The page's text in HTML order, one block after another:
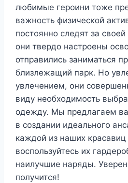
любимые героини тоже
важность физической
постоянно следят за
они твердо настроены
отправились заниматься
близлежащий парк. Но
увлечением, они
виду необходимость
одежду. Мы предлагаем
в создании идеального
каждой из наших
воспользуйтесь их
наилучшие наряды.
получится!